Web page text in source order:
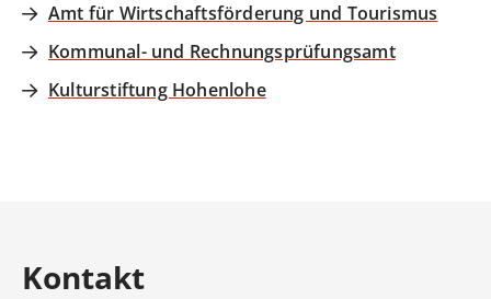
Amt für Wirtschaftsförderung und Tourismus
Kommunal- und Rechnungsprüfungsamt
Kulturstiftung Hohenlohe
Kontakt